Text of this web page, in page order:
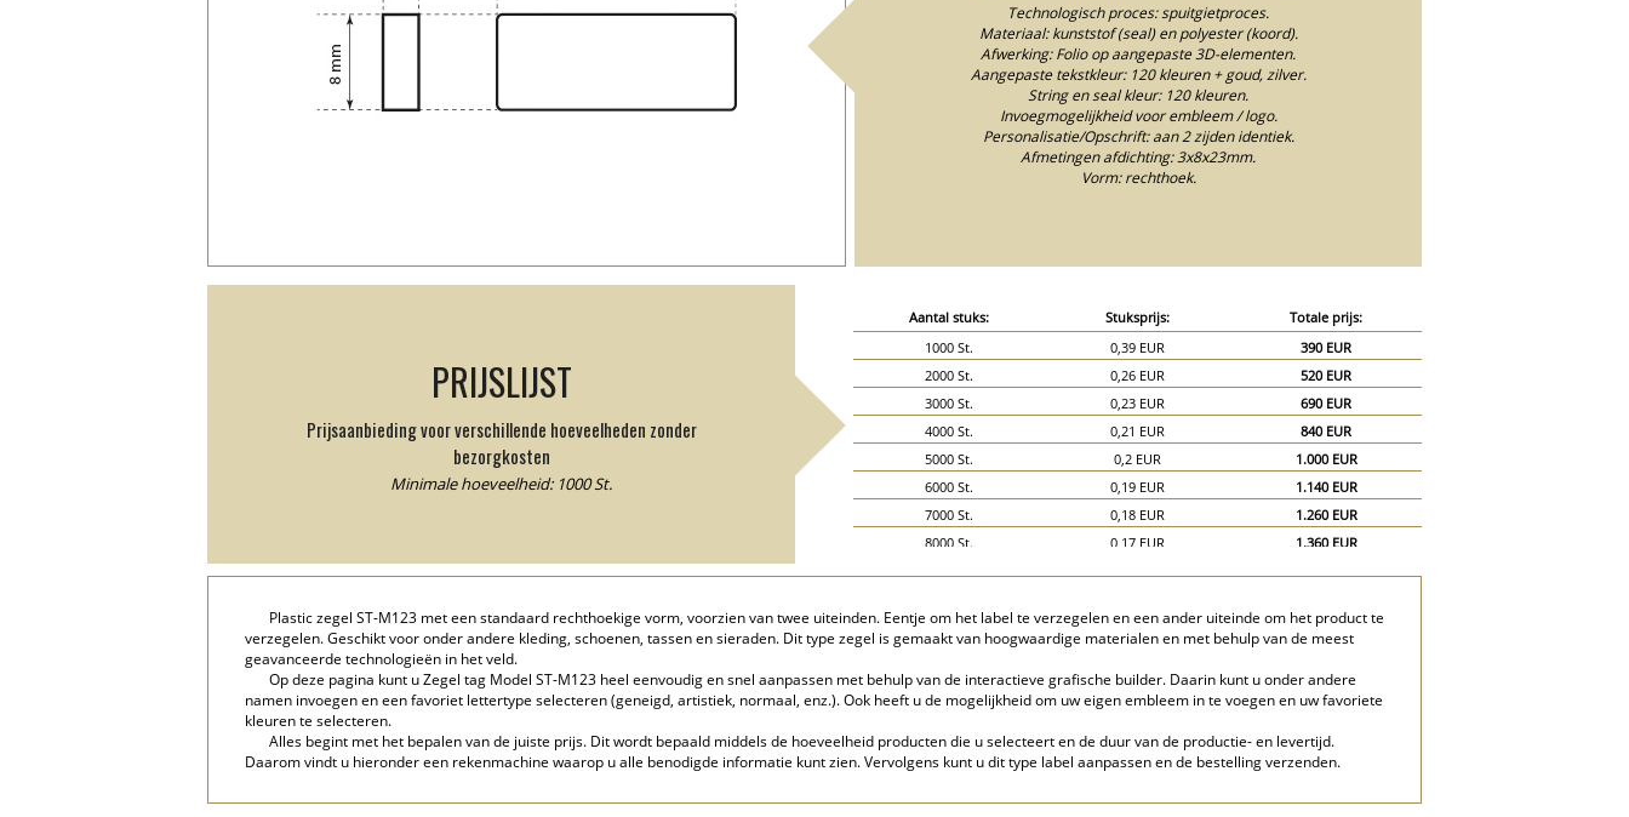
Technologisch proces: spuitgietproces.
Materiaal: kunststof (seal) en polyester (koord).
Afwerking: Folio op aangepaste 3D-elementen.
Aangepaste tekstkleur: 120 kleuren + goud, zilver.
String en seal kleur: 120 kleuren.
Invoegmogelijkheid voor embleem / logo.
Personalisatie/Opschrift: aan 2 zijden identiek.
Afmetingen afdichting: 3x8x23mm.
Vorm: rechthoek.
PRIJSLIJST
Prijsaanbieding voor verschillende hoeveelheden zonder
bezorgkosten
Minimale hoeveelheid: 1000 St.
Aantal stuks: Stuksprijs:
Totale prijs:
1000 St.
0,39 EUR
390 EUR
2000 St.
0,26 EUR
520 EUR
3000 St.
0,23 EUR
690 EUR
4000 St.
0,21 EUR
840 EUR
5000 St.
0,2 EUR
1.000 EUR
6000 St.
0,19 EUR
1.140 EUR
7000 St.
0,18 EUR
1.260 EUR
8000 St.
0,17 EUR
1.360 EUR
15000 St.
0,13 EUR
1.950 EUR
Plastic zegel ST-M123 met een standaard rechthoekige vorm, voorzien van twee uiteinden. Eentje om het label te verzegelen en een ander uiteinde om het product te
verzegelen. Geschikt voor onder andere kleding, schoenen, tassen en sieraden. Dit type zegel is gemaakt van hoogwaardige materialen en met behulp van de meest
geavanceerde technologieën in het veld.
Op deze pagina kunt u Zegel tag Model ST-M123 heel eenvoudig en snel aanpassen met behulp van de interactieve grafische builder. Daarin kunt u onder andere
namen invoegen en een favoriet lettertype selecteren (geneigd, artistiek, normaal, enz.). Ook heeft u de mogelijkheid om uw eigen embleem in te voegen en uw favoriete
kleuren te selecteren.
Alles begint met het bepalen van de juiste prijs. Dit wordt bepaald middels de hoeveelheid producten die u selecteert en de duur van de productie- en levertijd.
Daarom vindt u hieronder een rekenmachine waarop u alle benodigde informatie kunt zien. Vervolgens kunt u dit type label aanpassen en de bestelling verzenden.